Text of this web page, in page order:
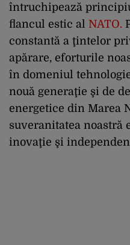
întruchipează
flancul estic al NATO.
constantă a ţintelor
apărare, eforturile
în domeniul
nouă generaţie şi de
energetice din Marea
suveranitatea noastră
inovaţie şi